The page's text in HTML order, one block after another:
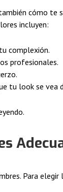
cómo te
incluyen:
complexión.
profesionales.
tu look se vea
Para